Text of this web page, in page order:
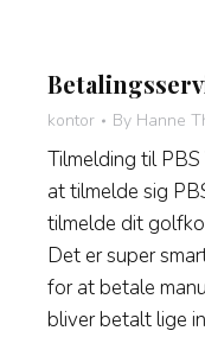
kontor By Hanne
Tilmelding til
at tilmelde sig
tilmelde dit
Det er super
for at betale
bliver betalt lige